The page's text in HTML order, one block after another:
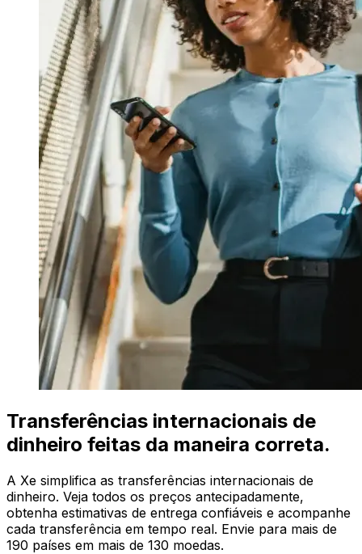
Transferências internacionais de
dinheiro feitas da maneira correta.
A Xe simplifica as transferências internacionais de
dinheiro. Veja todos os preços antecipadamente,
obtenha estimativas de entrega confiáveis e acompanhe
cada transferência em tempo real. Envie para mais de
190 países em mais de 130 moedas.